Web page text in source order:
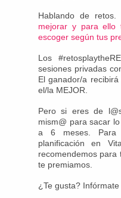
Hablando de retos.
mejorar y para ello
escoger según tus
Los
sesiones privadas
El ganador/a
el/la MEJOR.
Pero si eres de
mism@ para sacar
a 6 meses. Para
planificación en
recomendemos
te premiamos.
¿Te gusta? Infórmate